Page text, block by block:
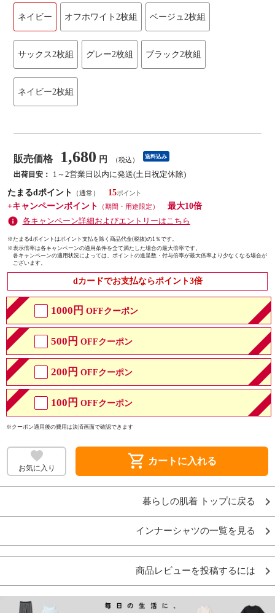
ネイビー オフホワイト2枚組 ベージュ2枚組
サックス2枚組 グレー2枚組 ブラック2枚組
ネイビー2枚組
販売価格 1,680 円 （税込） 送料込み
出荷目安：
1～2営業日以内に発送(土日祝定休除)
たまるdポイント
（通常）
15
+キャンペーンポイント
（期間・用途限定）
最大10倍
各キャンペーン詳細およびエントリーはこちら
※たまるdポイントはポイント支払を除く商品代金(税抜)の1％です。
※表示倍率は各キャンペーンの適用条件を全て満たした場合の最大倍率です。
各キャンペーンの適用状況によっては、ポイントの進呈数・付与倍率が最大倍率より少なくなる場合が
ございます。
dカードでお支払ならポイント3倍
1000円 OFFクーポン
500円 OFFクーポン
200円 OFFクーポン
100円 OFFクーポン
※クーポン適用後の費用は決済画面で確認できます
お気に入り shopping_cart カートに入れる
暮らしの肌着 トップに戻る
インナーシャツの一覧を見る
商品レビューを投稿するには